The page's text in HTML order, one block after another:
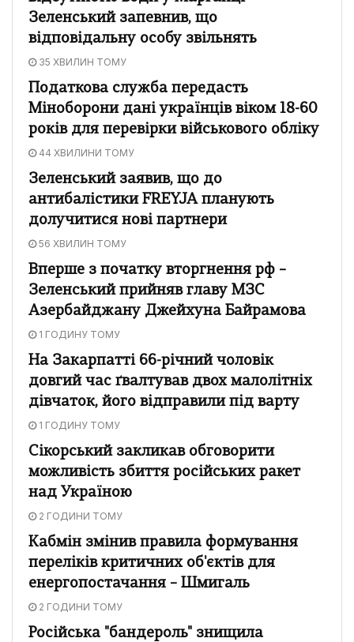
Зеленський запевнив, що
відповідальну особу звільнять
35 ХВИЛИН ТОМУ
Податкова служба передасть
Міноборони дані українців віком 18-60
років для перевірки військового обліку
44 ХВИЛИНИ ТОМУ
Зеленський заявив, що до
антибалістики FREYJA планують
долучитися нові партнери
56 ХВИЛИН ТОМУ
Вперше з початку вторгнення рф –
Зеленський прийняв главу МЗС
Азербайджану Джейхуна Байрамова
1 ГОДИНУ ТОМУ
На Закарпатті 66-річний чоловік
довгий час ґвалтував двох малолітніх
дівчаток, його відправили під варту
1 ГОДИНУ ТОМУ
Сікорський закликав обговорити
можливість збиття російських ракет
над Україною
2 ГОДИНИ ТОМУ
Кабмін змінив правила формування
переліків критичних об'єктів для
енергопостачання – Шмигаль
2 ГОДИНИ ТОМУ
Російська "бандероль" знищила